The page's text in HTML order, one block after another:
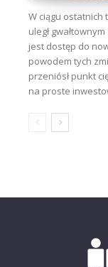
W ciągu
uległ
jest dostęp do
powodem tych
przeniósł punkt
na proste